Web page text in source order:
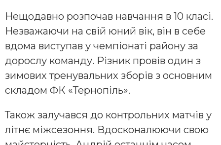
Нещодавно розпочав навчання в 10 класі.
Незважаючи на свій юний вік, він в себе
вдома виступав у чемпіонаті району за
дорослу команду. Різник провів один з
зимових тренувальних зборів з основним
складом ФК «Тернопіль».
Також залучався до контрольних матчів у
літнє міжсезоння. Вдосконалюючи свою